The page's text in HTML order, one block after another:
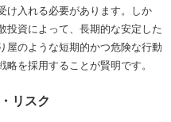
け入れる必要があります。しか
投資によって、長期的な安定した
屋のような短期的かつ危険な行動
を採用することが賢明です。
リスク